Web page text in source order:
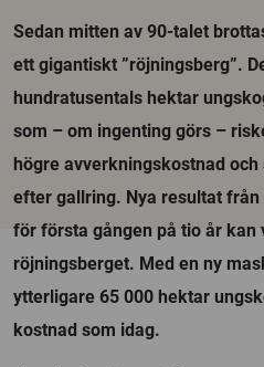
Sedan mitten av 90-talet
ett gigantiskt ”röjningsberg”.
hundratusentals hektar
som – om ingenting görs –
högre avverkningskostnad
efter gallring. Nya resultat
för första gången på tio år kan
röjningsberget. Med en ny
ytterligare 65 000 hektar
kostnad som idag.